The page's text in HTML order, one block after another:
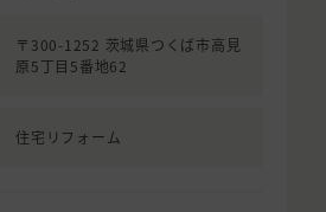
〒300-1252 茨城県つくば市高見
原5丁目5番地62
住宅リフォーム